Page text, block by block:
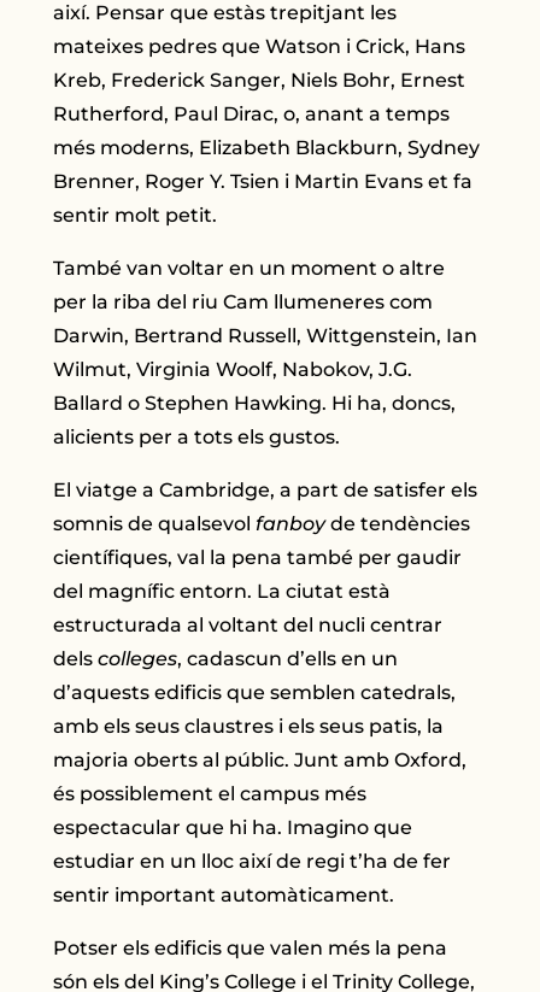
així. Pensar que estàs trepitjant les
mateixes pedres que Watson i Crick, Hans
Kreb, Frederick Sanger, Niels Bohr, Ernest
Rutherford, Paul Dirac, o, anant a temps
més moderns, Elizabeth Blackburn, Sydney
Brenner, Roger Y. Tsien i Martin Evans et fa
sentir molt petit.
També van voltar en un moment o altre
per la riba del riu Cam llumeneres com
Darwin, Bertrand Russell, Wittgenstein, Ian
Wilmut, Virginia Woolf, Nabokov, J.G.
Ballard o Stephen Hawking. Hi ha, doncs,
alicients per a tots els gustos.
El viatge a Cambridge, a part de satisfer els
somnis de qualsevol fanboyde tendències
científiques, val la pena també per gaudir
del magnífic entorn. La ciutat està
estructurada al voltant del nucli centrar
delscolleges, cadascun d’ells en un
d’aquests edificis que semblen catedrals,
amb els seus claustres i els seus patis, la
majoria oberts al públic. Junt amb Oxford,
és possiblement el campus més
espectacular que hi ha. Imagino que
estudiar en un lloc així de regi t’ha de fer
sentir important automàticament.
Potser els edificis que valen més la pena
són els del King’s College i el Trinity College,